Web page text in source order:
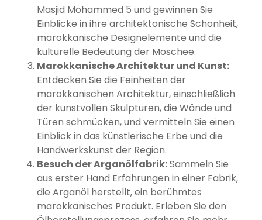
Masjid Mohammed 5 und gewinnen Sie
Einblicke in ihre architektonische Schönheit,
marokkanische Designelemente und die
kulturelle Bedeutung der Moschee.
Marokkanische Architektur und Kunst:
Entdecken Sie die Feinheiten der
marokkanischen Architektur, einschließlich
der kunstvollen Skulpturen, die Wände und
Türen schmücken, und vermitteln Sie einen
Einblick in das künstlerische Erbe und die
Handwerkskunst der Region.
Besuch der Arganölfabrik:Sammeln Sie
aus erster Hand Erfahrungen in einer Fabrik,
die Arganöl herstellt, ein berühmtes
marokkanisches Produkt. Erleben Sie den